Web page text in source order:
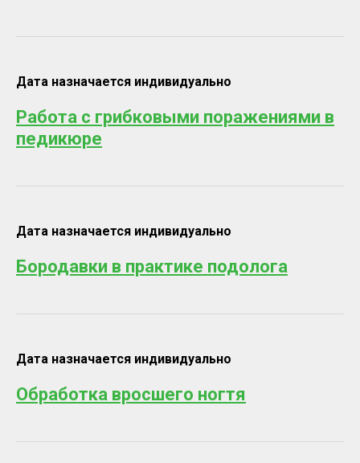
Дата назначается индивидуально
Работа с грибковыми поражениями в
педикюре
Дата назначается индивидуально
Бородавки в практике подолога
Дата назначается индивидуально
Обработка вросшего ногтя